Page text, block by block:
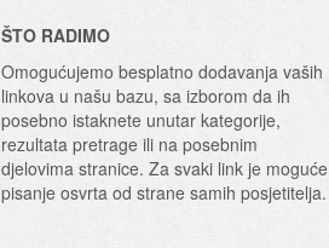
ŠTO RADIMO
Omogućujemo besplatno dodavanja vaših
linkova u našu bazu, sa izborom da ih
posebno istaknete unutar kategorije,
rezultata pretrage ili na posebnim
djelovima stranice. Za svaki link je moguće
pisanje osvrta od strane samih posjetitelja.